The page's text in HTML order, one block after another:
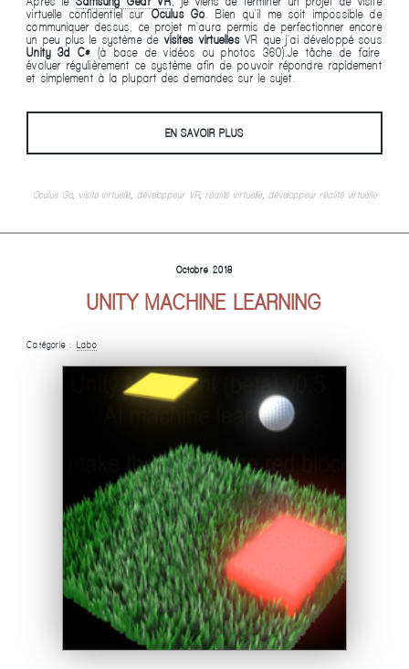
virtuelle confidentiel surOculus Go. Bien qu'il me soit impossible de
communiquer dessus, ce projet m'aura permis de perfectionner encore
un peu plus le système devisites virtuellesVR que j'ai développé sous
Unity 3d C# (à base de vidéos ou photos 360).Je tâche de faire
évoluer régulièrement ce système afin de pouvoir répondre rapidement
et simplement à la plupart des demandes sur le sujet.
EN SAVOIR PLUS
Oculus Go, visite virtuelle ,développeur VR,réalité virtuelle développeur réalité virtuelle
Octobre 2018
UNITY MACHINE LEARNING
Catégorie : Labo